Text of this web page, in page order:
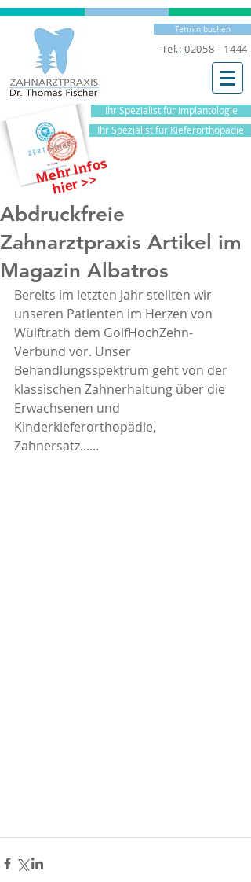
Termin buchen
Tel.:02058 - 1444
Ihr Spezialist für Implantologie
Ihr Spezialist für Kieferorthopädie
M
e
hr I
nf
os
hi
er
>
>
Abdruckfreie
Zahnarztpraxis Artikel im
Magazin Albatros
Bereits im letzten Jahr stellten wir
unseren Patienten im Herzen von
Wülftrath dem GolfHochZehn-
Verbund vor. Unser
Behandlungsspektrum geht von der
klassischen Zahnerhaltung über die
Erwachsenen und
Kinderkieferorthopädie,
Zahnersatz......